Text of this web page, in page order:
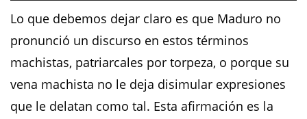
Lo que debemos dejar claro es que Maduro no
pronunció un discurso en estos términos
machistas, patriarcales por torpeza, o porque su
vena machista no le deja disimular expresiones
que le delatan como tal. Esta afirmación es la